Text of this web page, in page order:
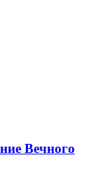
Вечного